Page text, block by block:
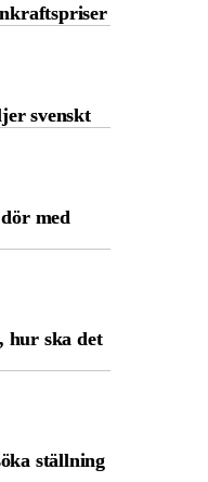
svenskt
med
hur ska det
ställning